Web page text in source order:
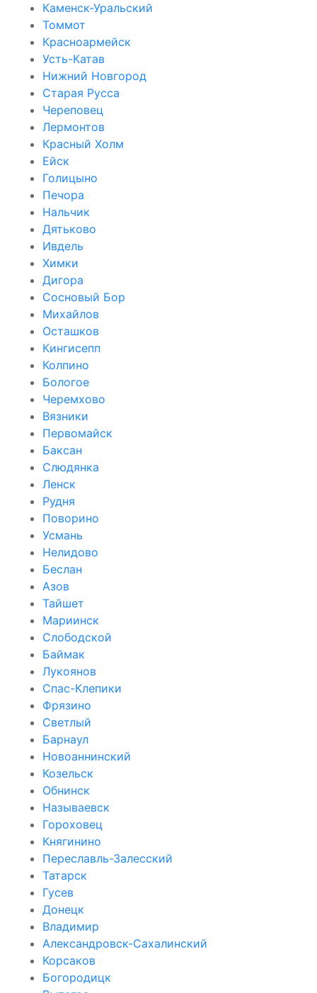
Каменск-Уральский
Томмот
Красноармейск
Усть-Катав
Нижний Новгород
Старая Русса
Череповец
Лермонтов
Красный Холм
Ейск
Голицыно
Печора
Нальчик
Дятьково
Ивдель
Химки
Дигора
Сосновый Бор
Михайлов
Осташков
Кингисепп
Колпино
Бологое
Черемхово
Вязники
Первомайск
Баксан
Слюдянка
Ленск
Рудня
Поворино
Усмань
Нелидово
Беслан
Азов
Тайшет
Мариинск
Слободской
Баймак
Лукоянов
Спас-Клепики
Фрязино
Светлый
Барнаул
Новоаннинский
Козельск
Обнинск
Называевск
Гороховец
Княгинино
Переславль-Залесский
Татарск
Гусев
Донецк
Владимир
Александровск-Сахалинский
Корсаков
Богородицк